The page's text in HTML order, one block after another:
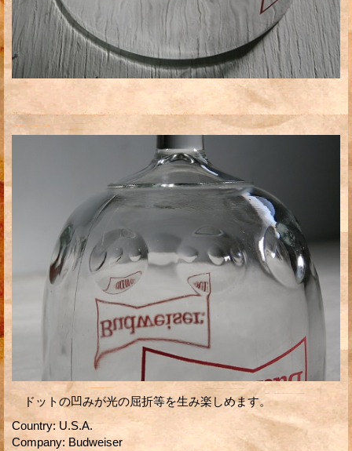
ドットの凹みが光の屈折等を生み楽しめます。
Country: U.S.A.
Company: Budweiser